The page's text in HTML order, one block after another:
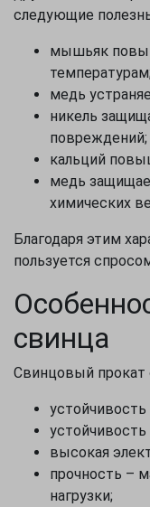
следующие
мышьяк
температурам;
медь
никель
повреждений;
кальций
медь
химических
Благодаря этим
пользуется
свинца
Свинцовый прокат
устойчивость
высокая
прочность –
нагрузки;